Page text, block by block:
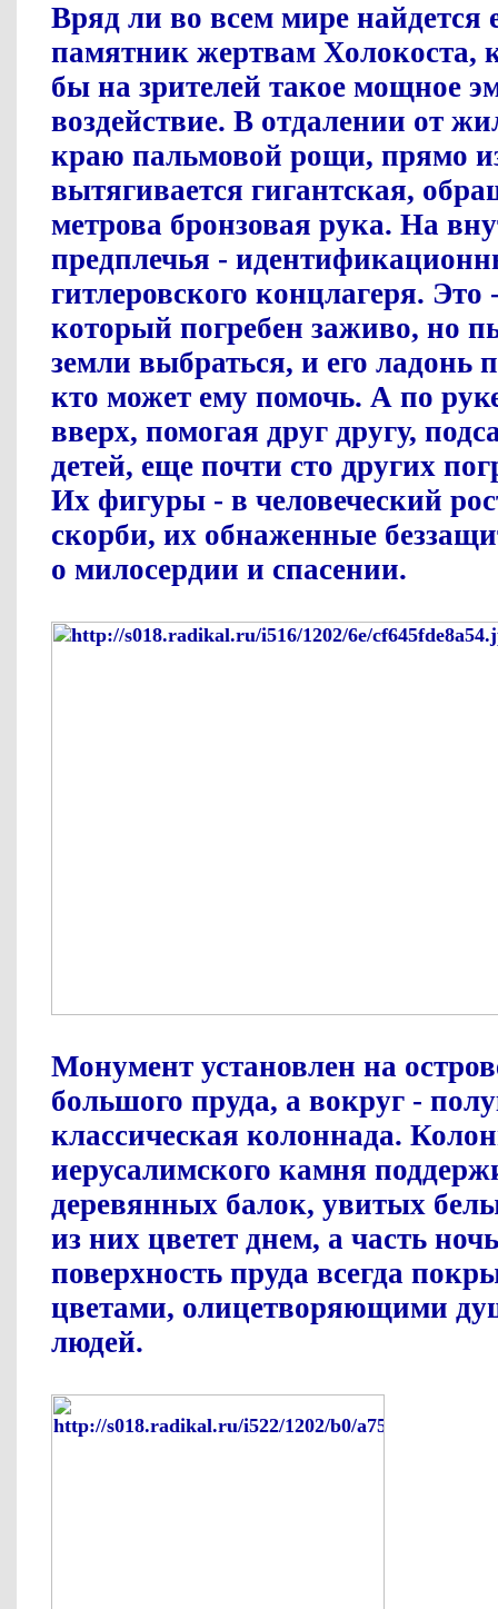
Вряд ли во всем мире найдется
памятник жертвам Холокоста,
бы на зрителей такое мощное
воздействие. В отдалении от
краю пальмовой рощи, прямо
вытягивается гигантская,
метрова бронзовая рука. На
предплечья -
гитлеровского концлагеря. Это
который погребен заживо, но
земли выбраться, и его ладонь
кто может ему помочь. А по
вверх, помогая друг другу,
детей, еще почти сто других
Их фигуры - в человеческий
скорби, их обнаженные
о милосердии и спасении.
Монумент установлен на
большого пруда, а вокруг -
классическая колоннада.
иерусалимского камня
деревянных балок, увитых
из них цветет днем, а часть
поверхность пруда всегда
цветами, олицетворяющими
людей.